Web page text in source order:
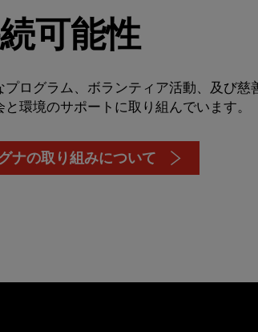
可能性
プログラム、ボランティア活動、及び慈
と環境のサポートに取り組んでいます。
ナの取り組みについて